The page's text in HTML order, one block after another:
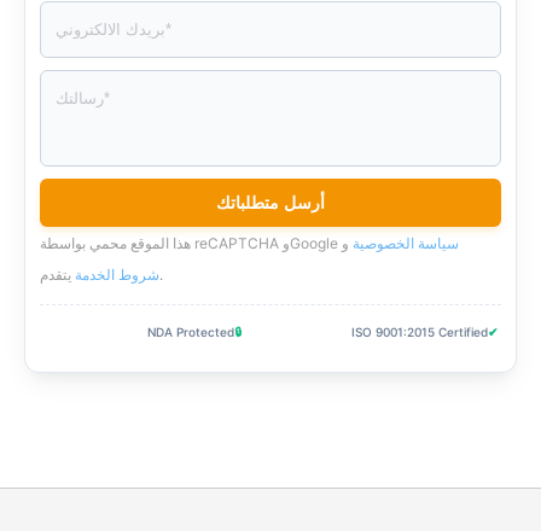
هذا الموقع محمي بواسطة reCAPTCHA وGoogle سياسة الخصوصية و
شروط الخدمة يتقدم .
✔
ISO 9001:2015 Certified
🔒
NDA Protected